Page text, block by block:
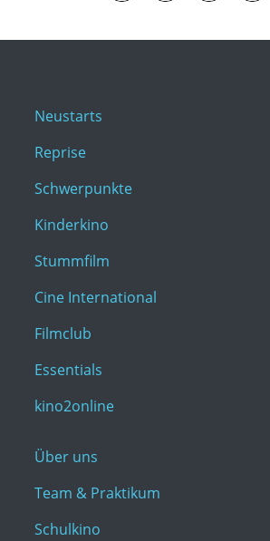
Neustarts
Reprise
Schwerpunkte
Kinderkino
Stummfilm
Cine International
Filmclub
Essentials
kino2online
Über uns
Team & Praktikum
Schulkino